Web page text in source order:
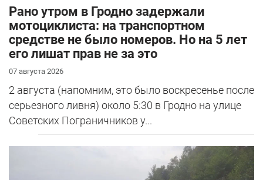
Рано утром в Гродно задержали
мотоциклиста: на транспортном
средстве не было номеров. Но на 5 лет
его лишат прав не за это
07 августа 2026
2 августа (напомним, это было воскресенье после
серьезного ливня) около 5:30 в Гродно на улице
Советских Пограничников у...